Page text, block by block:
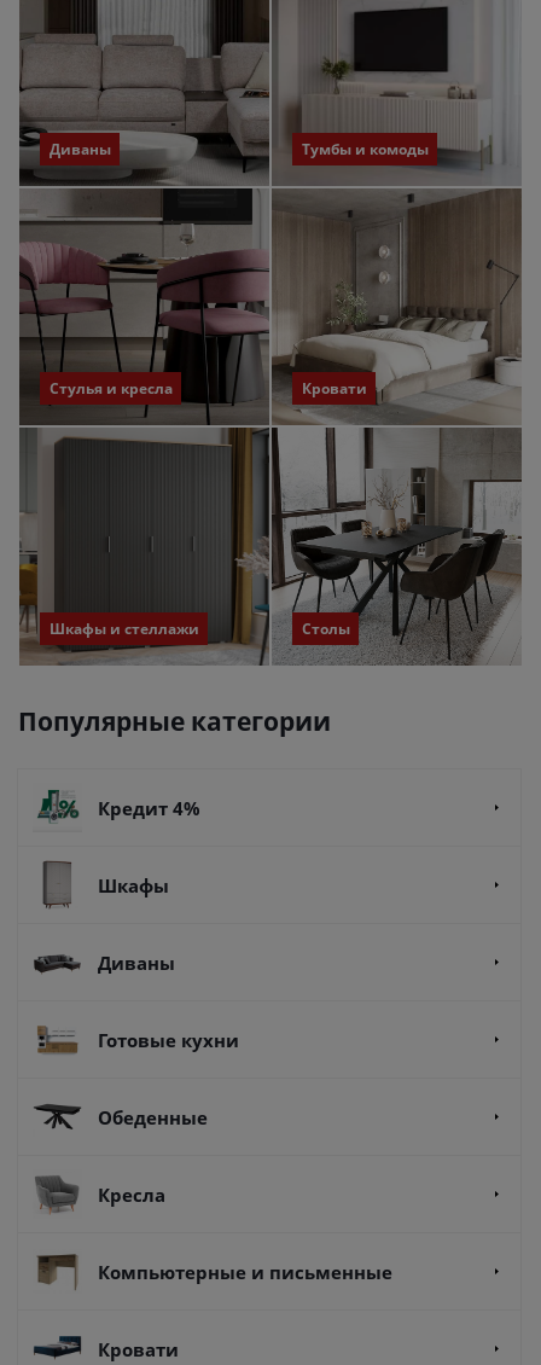
Диваны Тумбы и комоды
Стулья и кресла Кровати
Шкафы и стеллажи Столы
Популярные категории
Кредит 4%
Шкафы
Диваны
Готовые кухни
Обеденные
Кресла
Компьютерные и письменные
Кровати